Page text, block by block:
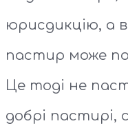
юрисдикцію, а
пастир може
Це тоді не
добрі пастирі,